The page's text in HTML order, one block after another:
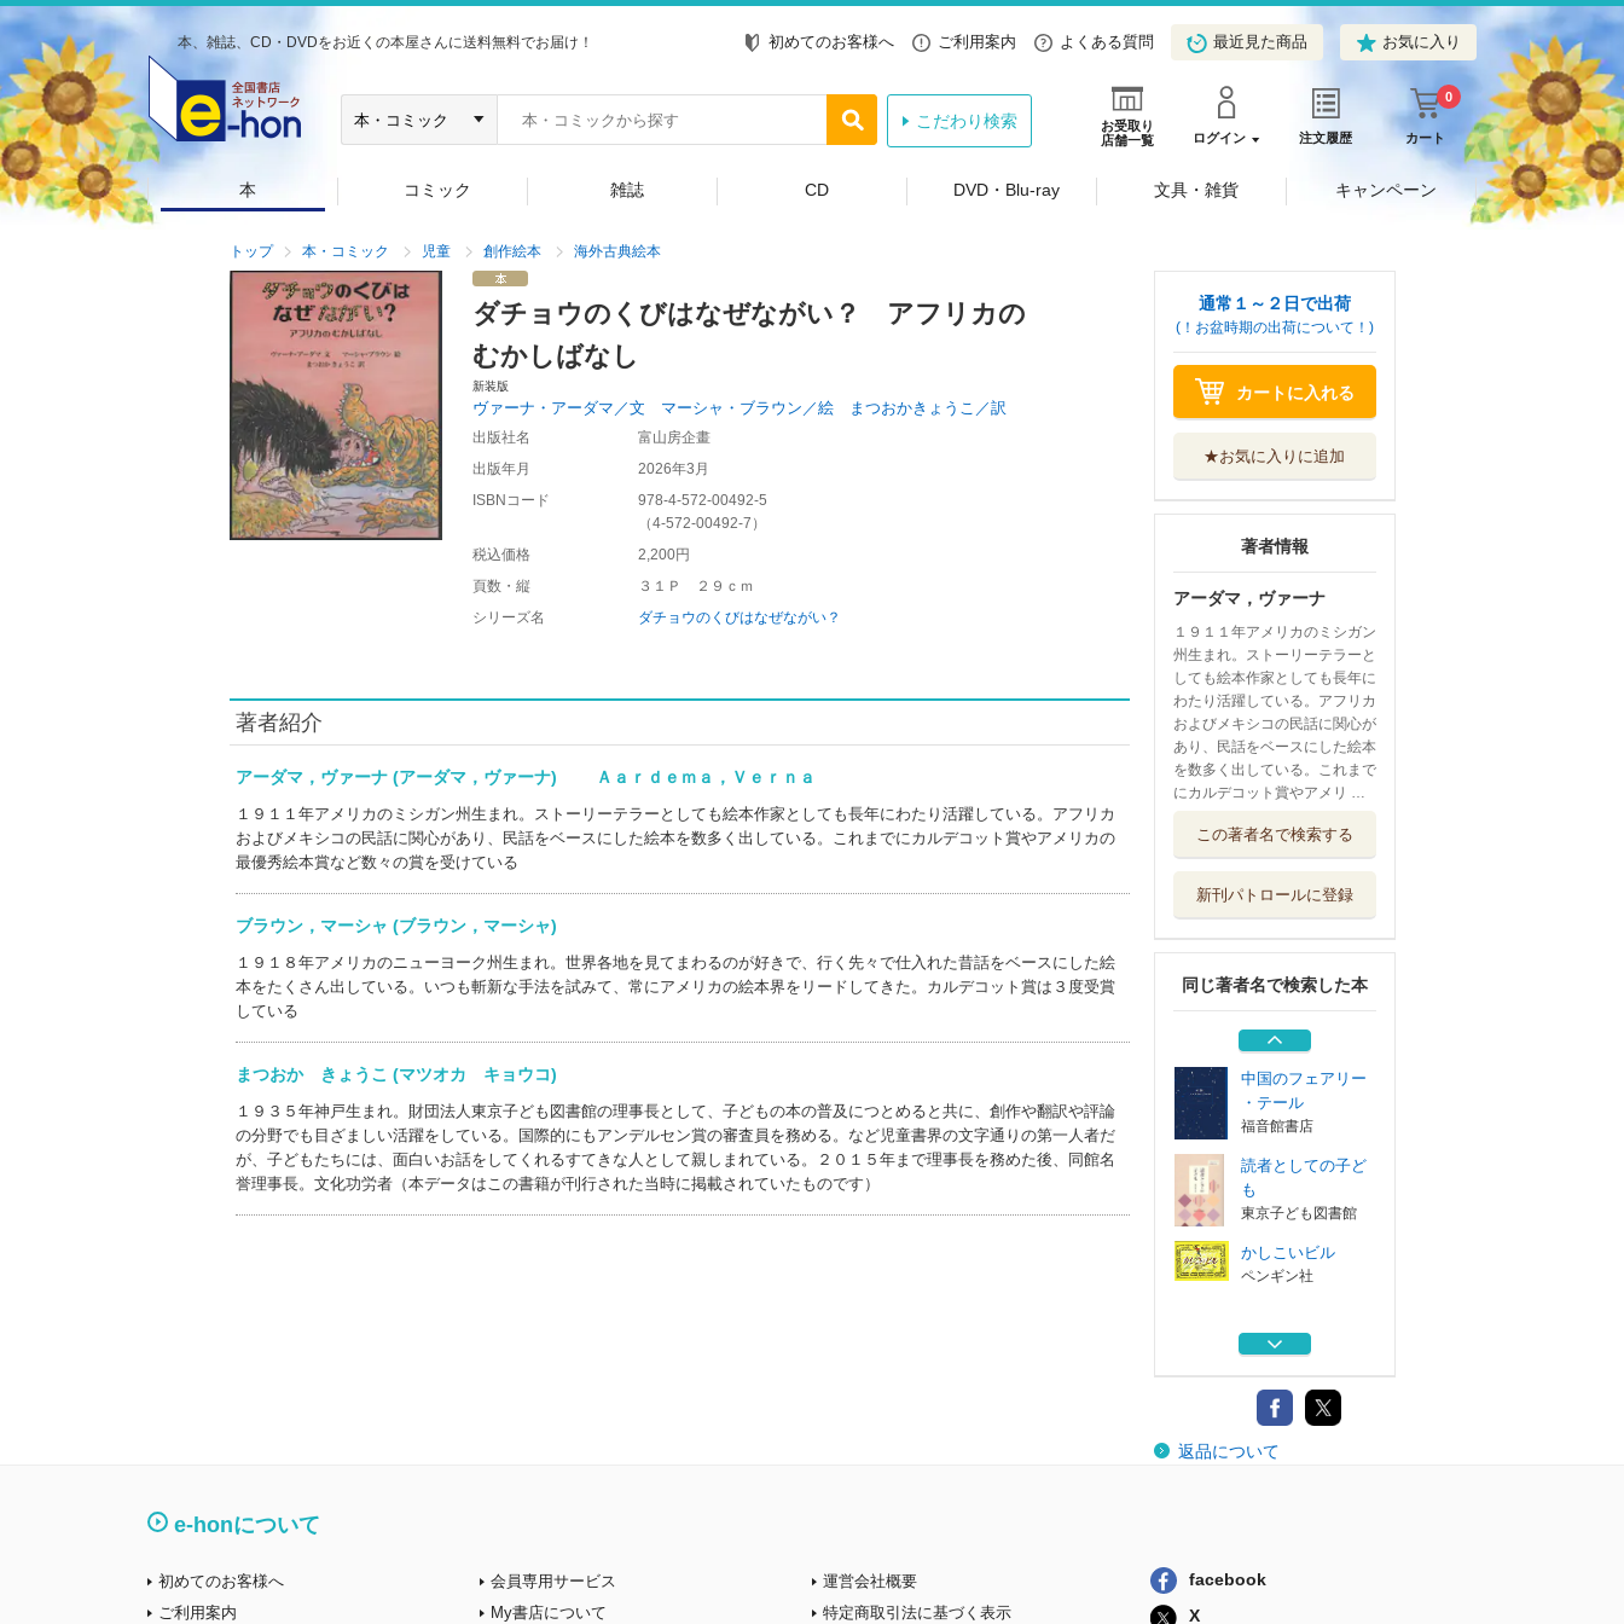
本、雑誌、CD・DVDをお近くの本屋さんに送料無料でお届け！ 初めてのお客様へ ご利用案内 よくある質問 最近見た商品 お気に入り
お受取り
店舗一覧
ログイン 注文履歴 カート
0
こだわり検索
本 コミック 雑誌 CD DVD・Blu-ray 文具・雑貨 キャンペーン
トップ 本・コミック 児童 創作絵本 海外古典絵本
ダチョウのくびはなぜながい？ アフリカの
むかしばなし
新装版
ヴァーナ・アーダマ／文 マーシャ・ブラウン／絵 まつおかきょうこ／訳
出版社名
富山房企畫
出版年月
2026年3月
ISBNコード
978-4-572-00492-5
（4-572-00492-7 ）
税込価格
2,200円
頁数・縦
３１Ｐ ２９ｃｍ
シリーズ名
ダチョウのくびはなぜながい？
著者紹介
アーダマ，ヴァーナ (アーダマ，ヴァーナ) Ａａｒｄｅｍａ，Ｖｅｒｎａ
１９１１年アメリカのミシガン州生まれ。ストーリーテラーとしても絵本作家としても長年にわたり活躍している。アフリカ
およびメキシコの民話に関心があり、民話をベースにした絵本を数多く出している。これまでにカルデコット賞やアメリカの
最優秀絵本賞など数々の賞を受けている
ブラウン，マーシャ (ブラウン，マーシャ)
１９１８年アメリカのニューヨーク州生まれ。世界各地を見てまわるのが好きで、行く先々で仕入れた昔話をベースにした絵
本をたくさん出している。いつも斬新な手法を試みて、常にアメリカの絵本界をリードしてきた。カルデコット賞は３度受賞
している
まつおか きょうこ (マツオカ キョウコ)
１９３５年神戸生まれ。財団法人東京子ども図書館の理事長として、子どもの本の普及につとめると共に、創作や翻訳や評論
の分野でも目ざましい活躍をしている。国際的にもアンデルセン賞の審査員を務める。など児童書界の文字通りの第一人者だ
が、子どもたちには、面白いお話をしてくれるすてきな人として親しまれている。２０１５年まで理事長を務めた後、同館名
誉理事長。文化功労者（本データはこの書籍が刊行された当時に掲載されていたものです）
通常１～２日で出荷
(！お盆時期の出荷について！)
カートに入れる
★お気に入りに追加
著者情報
アーダマ，ヴァーナ
１９１１年アメリカのミシガン
州生まれ。ストーリーテラーと
しても絵本作家としても長年に
わたり活躍している。アフリカ
およびメキシコの民話に関心が
あり、民話をベースにした絵本
を数多く出している。これまで
にカルデコット賞やアメリ …
この著者名で検索する
新刊パトロールに登録
同じ著者名で検索した本
ペンギン社
お話について
街を知る 福岡・
建築・アイデン...
古小烏舎
中国のフェアリー
・テール
福音館書店
読者としての子ど
も
東京子ども図書館
かしこいビル
ペンギン社
お話について
街を知る 福岡・
建築・アイデン...
返品について
e-honについて
初めてのお客様へ
ご利用案内
会員専用サービス
My書店について
運営会社概要
特定商取引法に基づく表示
facebook
X